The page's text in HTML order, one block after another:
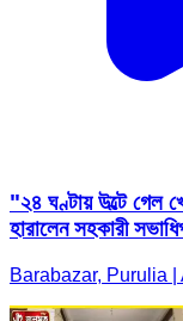
"২৪ ঘণ্টায় উল্টে গেল
হারালেন সহকারী
Barabazar, Purulia |